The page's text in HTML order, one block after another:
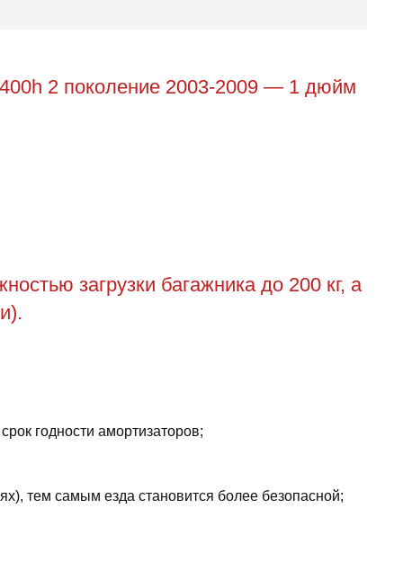
2 поколение 2003-2009 — 1 дюйм
загрузки багажника до 200 кг, а
годности амортизаторов;
тем самым езда становится более безопасной;